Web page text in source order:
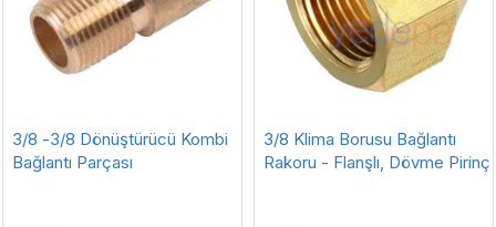
3/8 -3/8 Dönüştürücü Kombi
Bağlantı Parçası
3/8 Klima Borusu Bağlantı
Rakoru - Flanşlı, Dövme Pirinç